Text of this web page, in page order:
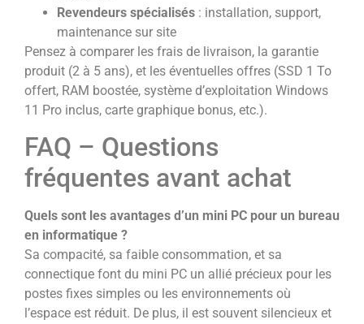
Revendeurs spécialisés : installation, support,
maintenance sur site
Pensez à comparer les frais de livraison, la garantie
produit (2 à 5 ans), et les éventuelles offres (SSD 1 To
offert, RAM boostée, système d’exploitation Windows
11 Pro inclus, carte graphique bonus, etc.).
FAQ – Questions
fréquentes avant achat
Quels sont les avantages d’un mini PC pour un bureau
en informatique ?
Sa compacité, sa faible consommation, et sa
connectique font du mini PC un allié précieux pour les
postes fixes simples ou les environnements où
l’espace est réduit. De plus, il est souvent silencieux et